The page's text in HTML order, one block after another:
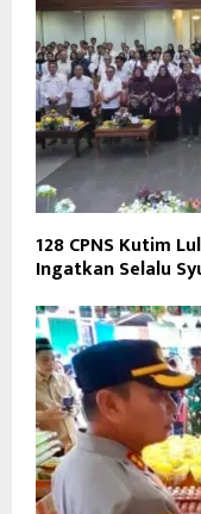
128 CPNS Kutim
Ingatkan Selalu